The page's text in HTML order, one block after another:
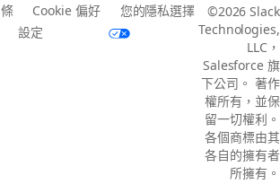
條
Cookie 偏好
設定
您的隱私選擇
©2026 Slack
Technologies,
LLC，
Salesforce 旗
下公司。 著作
權所有，並保
留一切權利。
各個商標由其
各自的擁有者
所擁有。